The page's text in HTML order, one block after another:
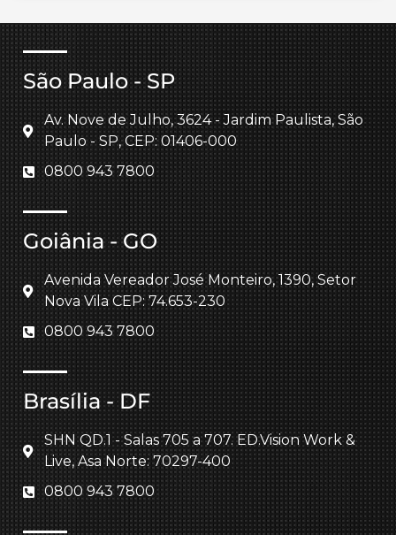
São Paulo - SP
Av. Nove de Julho, 3624 - Jardim Paulista, São
Paulo - SP, CEP: 01406-000
0800 943 7800
Goiânia - GO
Avenida Vereador José Monteiro, 1390, Setor
Nova Vila CEP: 74.653-230
0800 943 7800
Brasília - DF
SHN QD.1 - Salas 705 a 707. ED.Vision Work &
Live, Asa Norte: 70297-400
0800 943 7800